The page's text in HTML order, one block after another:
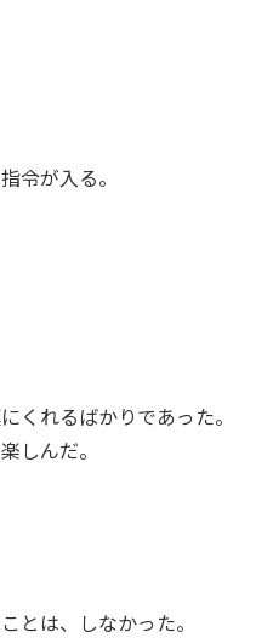
令が入る。
くれるばかりであった。
しんだ。
とは、しなかった。